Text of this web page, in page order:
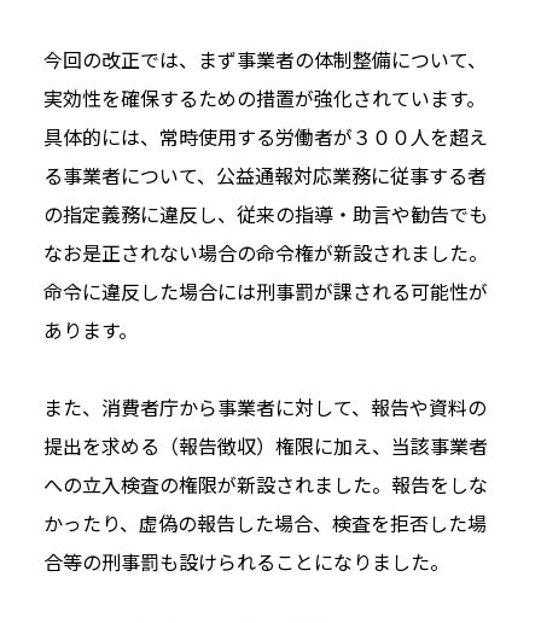
今回の改正では、まず事業者の体制整備について、
実効性を確保するための措置が強化されています。
具体的には、常時使用する労働者が３００人を超え
る事業者について、公益通報対応業務に従事する者
の指定義務に違反し、従来の指導・助言や勧告でも
なお是正されない場合の命令権が新設されました。
命令に違反した場合には刑事罰が課される可能性が
あります。
また、消費者庁から事業者に対して、報告や資料の
提出を求める（報告徴収）権限に加え、当該事業者
への立入検査の権限が新設されました。報告をしな
かったり、虚偽の報告した場合、検査を拒否した場
合等の刑事罰も設けられることになりました。